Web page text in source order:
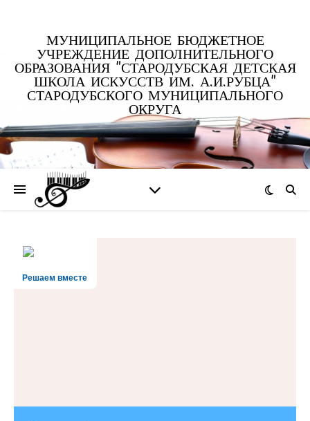
МУНИЦИПАЛЬНОЕ БЮДЖЕТНОЕ
УЧРЕЖДЕНИЕ ДОПОЛНИТЕЛЬНОГО
ОБРАЗОВАНИЯ "СТАРОДУБСКАЯ ДЕТСКАЯ
ШКОЛА ИСКУССТВ ИМ. А.И.РУБЦА"
СТАРОДУБСКОГО МУНИЦИПАЛЬНОГО
ОКРУГА
Решаем вместе